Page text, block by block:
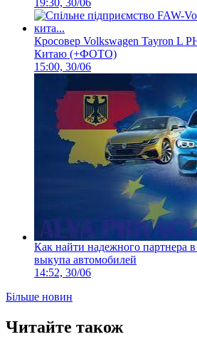
19:30, 30/06
Кросовер Volkswagen Tayron L
Китаю (+ФОТО)
15:00, 30/06
Как найти надежного партнера
выкупа автомобилей
14:52, 30/06
Більше новин
Читайте також